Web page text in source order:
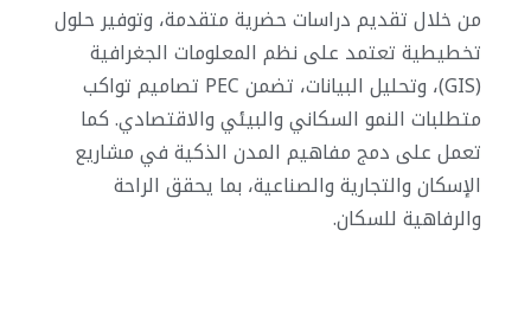
من خلال تقديم دراسات حضرية متقدمة، وتوفير حلول
تخطيطية تعتمد على نظم المعلومات الجغرافية
(GIS)، وتحليل البيانات، تضمن PEC تصاميم تواكب
متطلبات النمو السكاني والبيئي والاقتصادي. كما
تعمل على دمج مفاهيم المدن الذكية في مشاريع
الإسكان والتجارية والصناعية، بما يحقق الراحة
والرفاهية للسكان.